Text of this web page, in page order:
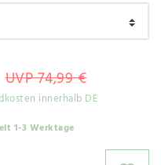
UVP 74,99 €
innerhalb DE
1-3 Werktage